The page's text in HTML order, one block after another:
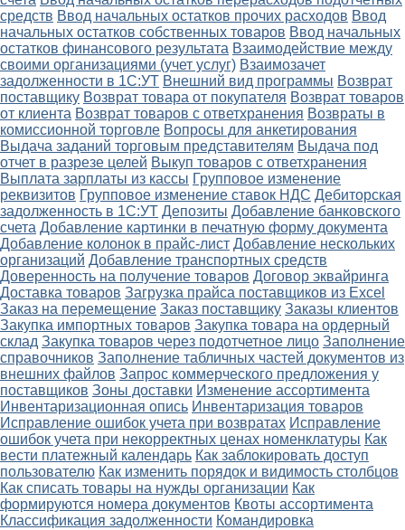
средств Ввод начальных остатков прочих расходов Ввод
начальных остатков собственных товаров Ввод начальных
остатков финансового результата Взаимодействие между
своими организациями (учет услуг) Взаимозачет
задолженности в 1С:УТ Внешний вид программы Возврат
поставщику Возврат товара от покупателя Возврат товаров
от клиента Возврат товаров с ответхранения Возвраты в
комиссионной торговле Вопросы для анкетирования
Выдача заданий торговым представителям Выдача под
отчет в разрезе целей Выкуп товаров с ответхранения
Выплата зарплаты из кассы Групповое изменение
реквизитов Групповое изменение ставок НДС Дебиторская
задолженность в 1С:УТ Депозиты Добавление банковского
счета Добавление картинки в печатную форму документа
Добавление колонок в прайс-лист Добавление нескольких
организаций Добавление транспортных средств
Доверенность на получение товаров Договор эквайринга
Доставка товаров Загрузка прайса поставщиков из Excel
Заказ на перемещение Заказ поставщику Заказы клиентов
Закупка импортных товаров Закупка товара на ордерный
склад Закупка товаров через подотчетное лицо Заполнение
справочников Заполнение табличных частей документов из
внешних файлов Запрос коммерческого предложения у
поставщиков Зоны доставки Изменение ассортимента
Инвентаризационная опись Инвентаризация товаров
Исправление ошибок учета при возвратах Исправление
ошибок учета при некорректных ценах номенклатуры Как
вести платежный календарь Как заблокировать доступ
пользователю Как изменить порядок и видимость столбцов
Как списать товары на нужды организации Как
формируются номера документов Квоты ассортимента
Классификация задолженности Командировка